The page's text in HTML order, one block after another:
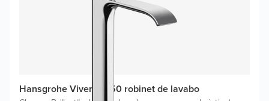
Hansgrohe Vivenis 250 robinet de lavabo